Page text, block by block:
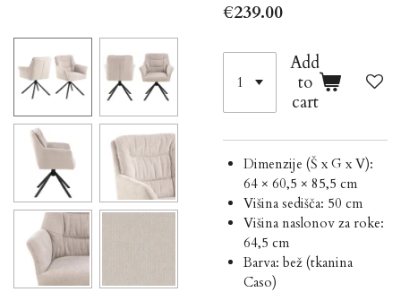
€239.00
Add
to
cart
Dimenzije (Š x G x V):
64 × 60,5 × 85,5 cm
Višina sedišča: 50 cm
Višina naslonov za roke:
64,5 cm
Barva: bež (tkanina
Caso)